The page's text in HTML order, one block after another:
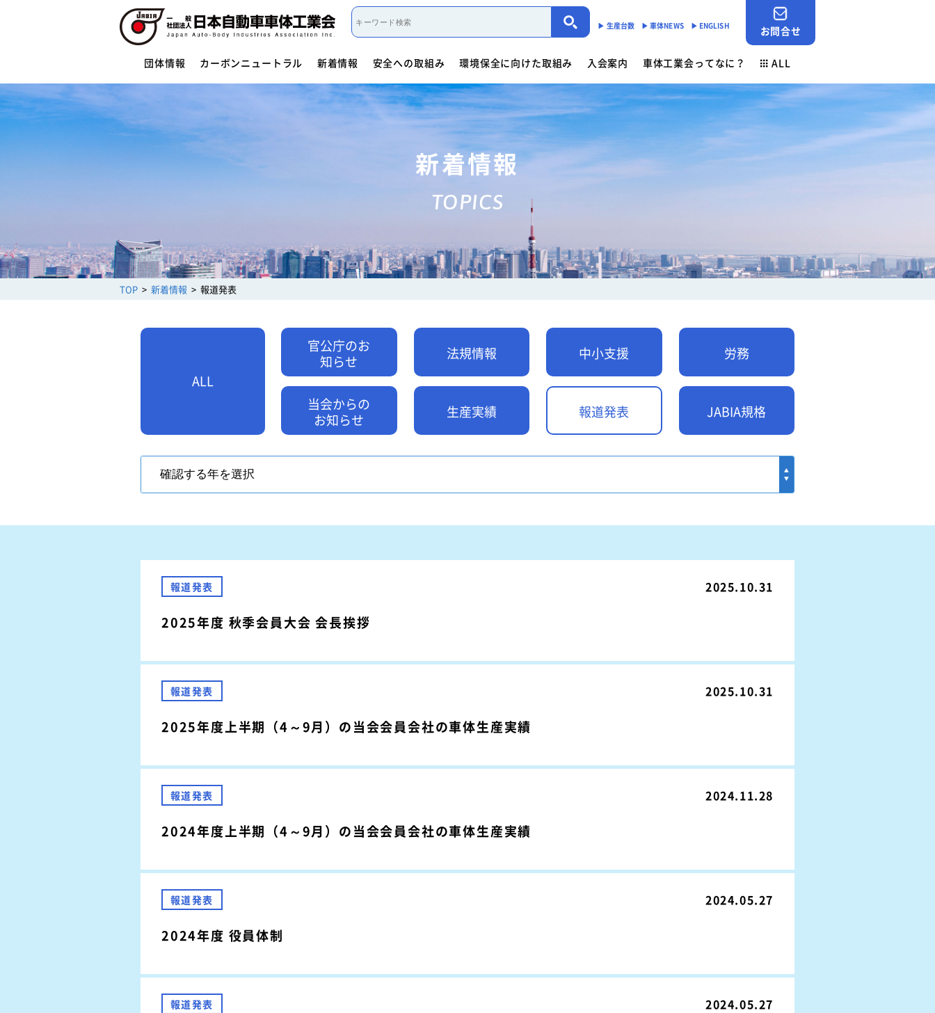
▶︎ 生産台数 ▶︎ 車体NEWS ▶︎ ENGLISH お問合せ
団体情報
団体概要 役員一覧
ご挨拶
活動指針・活動内容
組織
カーボンニュートラル 新着情報 安全への取組み
制度・法規
- サイバーセキュリティー対応
- 架装物の安全点検制度
- トレーラ点検整備実施要領
- 難燃物性素材登録一覧
- 特装車メンテナンスニュース
- その他のお知らせ
環境保全に向けた取組み
取組み概要 活動内容
- 商用車架装物リサイクルへの対応
- 「環境基準適合ラベル」の設定
- 生産における環境保全
解体マニュアル一覧 架装物判別ガイドライン
環境対応事例
入会案内
会員資格について 入会方法 会員検索
車体工業会ってなに？
働くクルマ図鑑
ALL
団体情報
団体概要
安全への取組み
制度・法規
サイバーセキュリティー対応
架装物の安全点検制度
バン型車安全輸送ニュース
カーボンニュートラル（会員限定）
商用車架装物リサイクルへの対応
協力事業者制度
架装物判別ガイドライン
会員限定
環境対応事例
環境負荷物質フリー推奨部品
入会案内
会員資格について
会員検索
車体工業会ってなに?
活動内容
働くクルマ図鑑
会員ページ
突入防止装置技術委員会
スワップボディコンテナ
車両製作基準
コンプライアンスについて
本部委員会／部会／支部
JABIA SHOP
各種申請用紙ダウンロード
行事予定
新着情報
TOPICS
TOP 新着情報 報道発表
ALL
官公庁のお
知らせ
法規情報 中小支援 労務
当会からの
お知らせ
生産実績 報道発表 JABIA規格
報道発表 2025.10.31
2025年度 秋季会員大会 会長挨拶
報道発表 2025.10.31
2025年度上半期（4～9月）の当会会員会社の車体生産実績
報道発表 2024.11.28
2024年度上半期（4～9月）の当会会員会社の車体生産実績
報道発表 2024.05.27
2024年度 役員体制
報道発表 2024.05.27